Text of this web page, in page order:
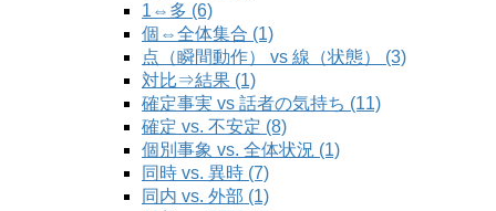
1⇔多 (6)
個⇔全体集合 (1)
点（瞬間動作） vs 線（状態） (3)
対比⇒結果 (1)
確定事実 vs 話者の気持ち (11)
確定 vs. 不安定 (8)
個別事象 vs. 全体状況 (1)
同時 vs. 異時 (7)
同内 vs. 外部 (1)